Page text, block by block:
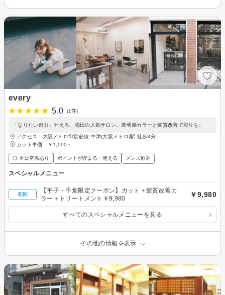
every
5.0
(1件)
「なりたい自分」叶える、梅田の人気サロン。透明感カラーと髪質改善で彩りを。
アクセス：大阪メトロ御堂筋線 中津(大阪メトロ)駅 徒歩3分
カット単価： ￥1,000～
◎ 本日空席あり ポイントが貯まる・使える メンズ歓迎
スペシャルメニュー
初回
【平子・千畑限定クーポン】カット＋髪質改善カ
ラー＋トリートメント￥9,980
￥9,980
すべてのスペシャルメニューを見る
その他の情報を表示